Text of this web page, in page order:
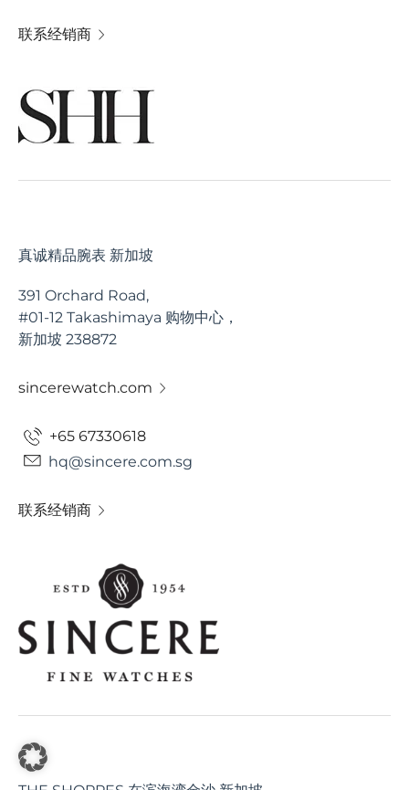
联系经销商
真诚精品腕表 新加坡
391 Orchard Road,
#01-12 Takashimaya 购物中心，
新加坡 238872
sincerewatch.com
+65 67330618
hq@sincere.com.sg
联系经销商